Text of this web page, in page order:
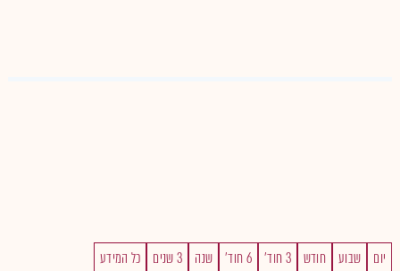
יום שבוע חודש 3 חוד' 6 חוד' שנה 3 שנים כל המידע